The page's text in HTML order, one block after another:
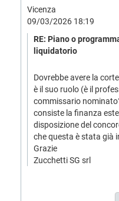
Vicenza
09/03/2026 18:19
RE: Piano o
liquidatorio
Dovrebbe avere la
è il suo ruolo (è il
commissario
consiste la finanza
disposizione del
che questa è stata già
Grazie
Zucchetti SG srl